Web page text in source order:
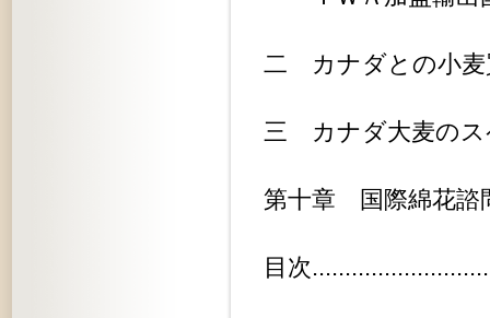
二 カナダとの小麦
三 カナダ大麦のス
第十章 国際綿花諮
目次